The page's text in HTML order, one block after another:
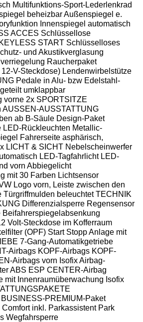
Multifunktions-Sport-Lederlenkrad
beheizbar Außenspiegel e.
Innenspiegel automatisch
ACCES Schlüssellose
START Schlüsselloses
und Akustikverglasung
Raucherpaket
V-Steckdose) Lendenwirbelstütze
Pedale in Alu- bzw Edelstahl-
umklappbar
vorne 2x SPORTSITZE
AUSSEN-AUSSTATTUNG
ab B-Säule Design-Paket
LED-Rückleuchten Metallic-
Fahrerseite asphärisch,
LICHT & SICHT Nebelscheinwerfer
LED-Tagfahrlicht LED-
vorn Abbiegelicht
mit 30 Farben Lichtsensor
Logo vorn, Leiste zwischen den
Türgriffmulden beleuchtet TECHNIK
Differenzialsperre Regensensor
Beifahrerspiegelabsenkung
Volt-Steckdose im Kofferraum
(OPF) Start Stopp Anlage mit
7-Gang-Automatikgetriebe
Airbags KOPF-Airbags KOPF-
Airbags vorn Isofix Airbag-
ABS ESP CENTER-Airbag
mit Innenraumüberwachung Isofix
PREMIUM-Paket
inkl. Parkassistent Park
Wegfahrsperre